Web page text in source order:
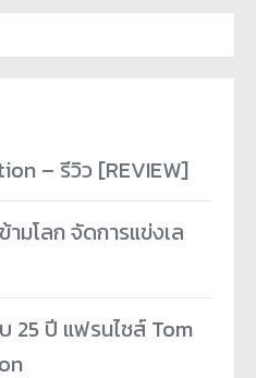
– รีวิว [REVIEW]
ามโลก จัดการแข่งเล
25 ปี แฟรนไชส์ Tom